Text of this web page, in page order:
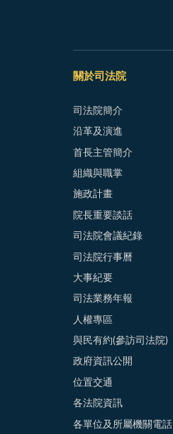
關於司法院
司法院簡介
沿革及演進
首長主管簡介
組織與職掌
施政計畫
院長重要談話
司法院會議紀錄
司法院行事曆
大事紀要
司法業務年報
人權專區
與民有約(參訪司法院)
政府資訊公開
位置交通
各法院資訊
各單位及所屬機關電話